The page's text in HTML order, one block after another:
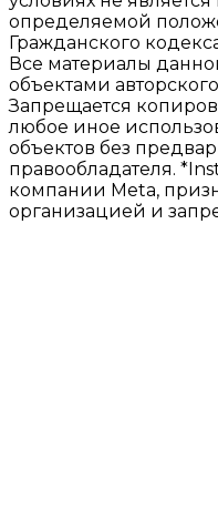
определяемой
Гражданского
Все материалы
объектами
Запрещается
любое иное
объектов без
правообладателя.
компании Meta,
организацией и